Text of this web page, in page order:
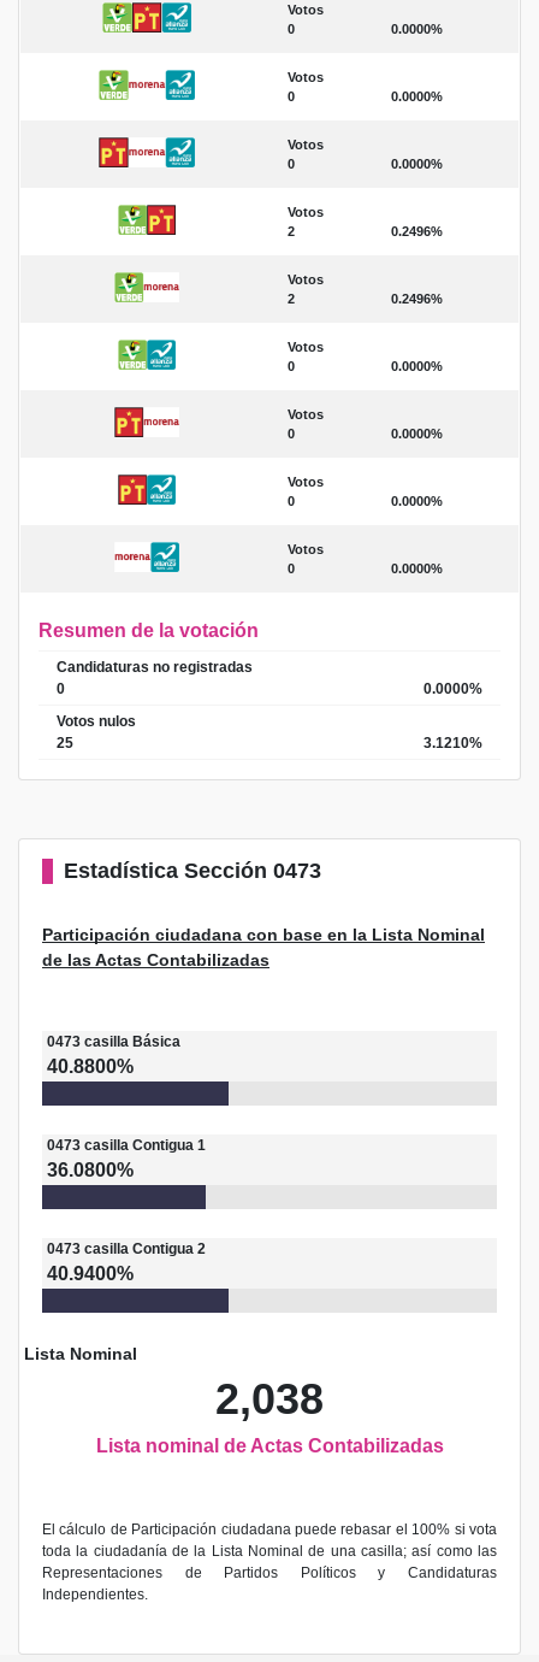
Votos
0
0.0000%
Votos
0
0.0000%
Votos
0
0.0000%
Votos
2
0.2496%
Votos
2
0.2496%
Votos
0
0.0000%
Votos
0
0.0000%
Votos
0
0.0000%
Votos
0
0.0000%
Resumen de la votación
Candidaturas no registradas
0
0.0000%
Votos nulos
25
3.1210%
Estadística Sección 0473
Participación ciudadana con base en la Lista Nominal
de las Actas Contabilizadas
0473 casilla Básica
40.8800%
0473 casilla Contigua 1
36.0800%
0473 casilla Contigua 2
40.9400%
Lista Nominal
2,038
Lista nominal de Actas Contabilizadas
El cálculo de Participación ciudadana puede rebasar el 100% si vota
toda la ciudadanía de la Lista Nominal de una casilla; así como las
Representaciones de Partidos Políticos y Candidaturas
Independientes.